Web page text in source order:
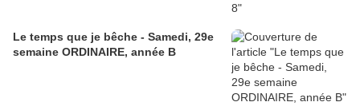
Le temps que je bêche - Samedi, 29e
semaine ORDINAIRE, année B